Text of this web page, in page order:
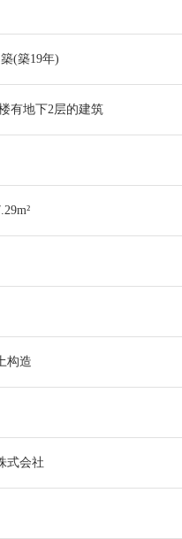
(築19年)
有地下2层的建筑
构造
式会社